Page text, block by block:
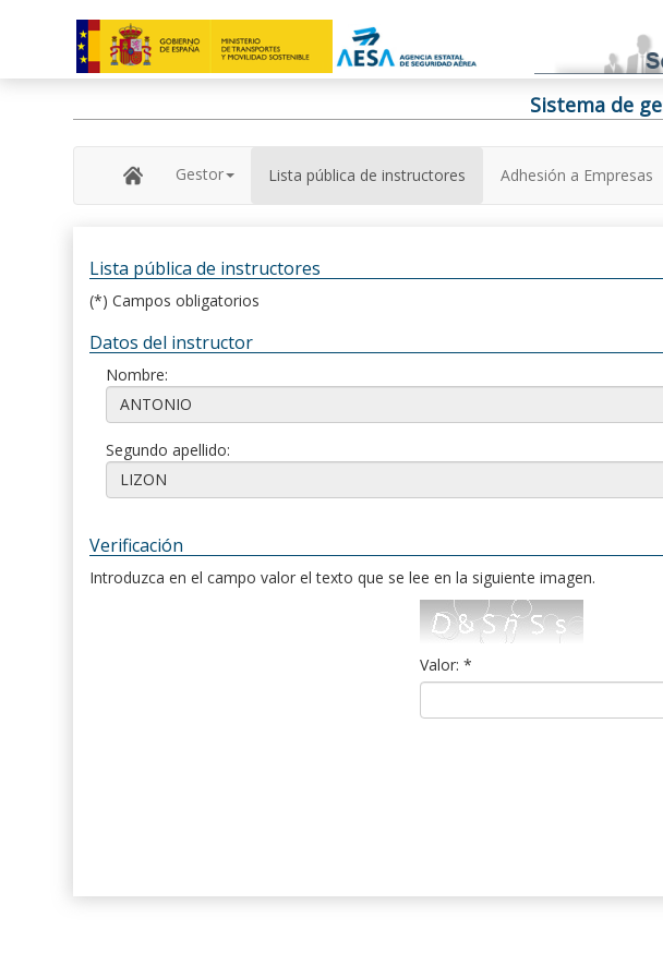
Sistema de
Gestor Lista pública de instructores Adhesión a Empresas
Lista pública de instructores
(*) Campos obligatorios
Datos del instructor
Nombre:
Segundo apellido:
Verificación
Introduzca en el campo valor el texto que se lee en la siguiente imagen.
Valor: *